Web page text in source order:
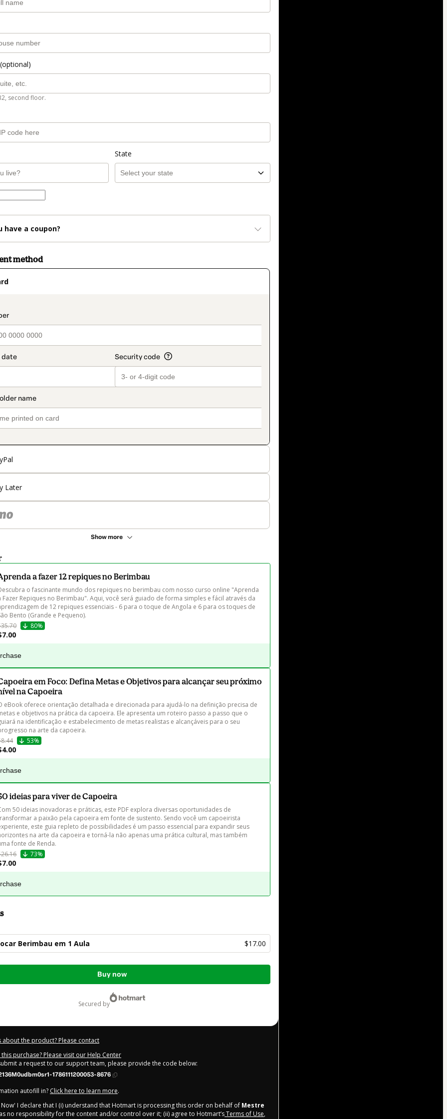
second floor.
State
have a coupon?
method
Later
Show more
a fazer 12 repiques no Berimbau
o fascinante mundo dos repiques no berimbau com nosso curso online "Aprenda
Fazer Repiques no Berimbau". Aqui, você será guiado de forma simples e fácil através da
de 12 repiques essenciais - 6 para o toque de Angola e 6 para os toques de
Bento (Grande e Pequeno).
80%
em Foco: Defina Metas e Objetivos para alcançar seu próximo
na Capoeira
eBook oferece orientação detalhada e direcionada para ajudá-lo na definição precisa de
e objetivos na prática da capoeira. Ele apresenta um roteiro passo a passo que o
na identificação e estabelecimento de metas realistas e alcançáveis para o seu
na arte da capoeira.
53%
ideias para viver de Capoeira
50 ideias inovadoras e práticas, este PDF explora diversas oportunidades de
a paixão pela capoeira em fonte de sustento. Sendo você um capoeirista
este guia repleto de possibilidades é um passo essencial para expandir seus
na arte da capoeira e torná-la não apenas uma prática cultural, mas também
fonte de Renda.
73%
Berimbau em 1 Aula $17.00
Buy now
secured by
about the product? Please contact
purchase? Please visit our Help Center
a request to our support team, please provide the code below:
1786111200053-8676
autofill in? Click here to learn more.
Now' I declare that I (i) understand that Hotmart is processing this order on behalf of Mestre
no responsibility for the content and/or control over it; (ii) agree to Hotmart’sTerms of Use,